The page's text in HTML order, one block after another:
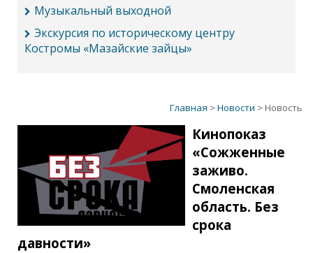
Музыкальный выходной
Экскурсия по историческому центру
Костромы «Мазайские зайцы»
Главная >Новости > Новость
Кинопоказ
«Сожженные
заживо.
Смоленская
область. Без
срока
давности»